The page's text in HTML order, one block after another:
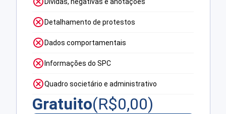
Detalhamento de protestos
Dados comportamentais
Informações do SPC
Quadro societário e administrativo
Gratuito(R$0,00)